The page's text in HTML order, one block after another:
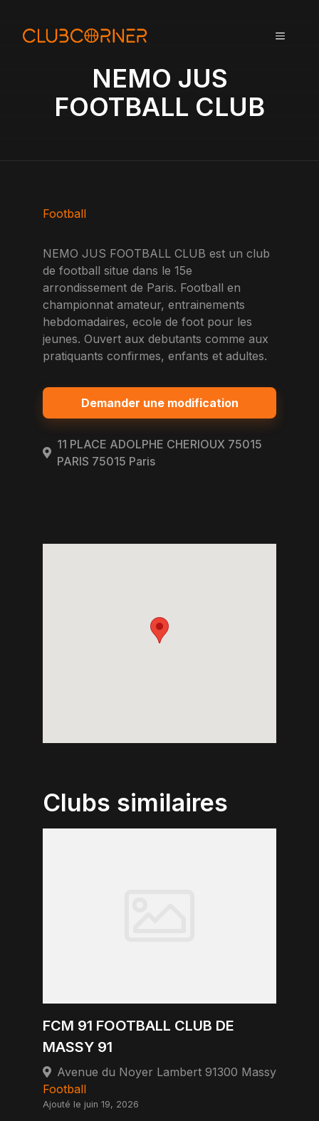
MENU
NEMO JUS
FOOTBALL CLUB
Football
NEMO JUS FOOTBALL CLUB est un club
de football situe dans le 15e
arrondissement de Paris. Football en
championnat amateur, entrainements
hebdomadaires, ecole de foot pour les
jeunes. Ouvert aux debutants comme aux
pratiquants confirmes, enfants et adultes.
Demander une modification
11 PLACE ADOLPHE CHERIOUX 75015
PARIS 75015 Paris
Clubs similaires
FCM 91 FOOTBALL CLUB DE
MASSY 91
Avenue du Noyer Lambert 91300 Massy
Football
Ajouté le juin 19, 2026